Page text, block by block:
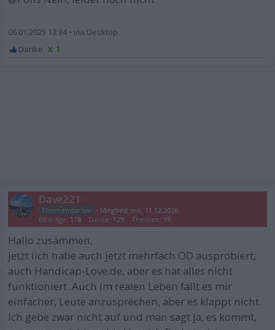
06.01.2025 13:34 •
x 1
Dave221
• Mitglied seit: 11.12.2020
Beiträge: 178 Danke: 129 Themen: 15
Hallo zusammen,
jetzt iich habe auch jetzt mehrfach OD ausprobiert,
auch Handicap-Love.de, aber es hat alles nicht
funktioniert. Auch im realen Leben fällt es mir
einfacher, Leute anzusprechen, aber es klappt nicht.
Ich gebe zwar nicht auf und man sagt ja, es kommt,